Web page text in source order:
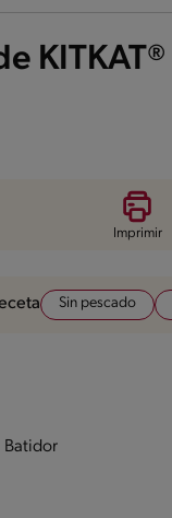
KITKAT®
Imprimir
Sin pescado
Batidor